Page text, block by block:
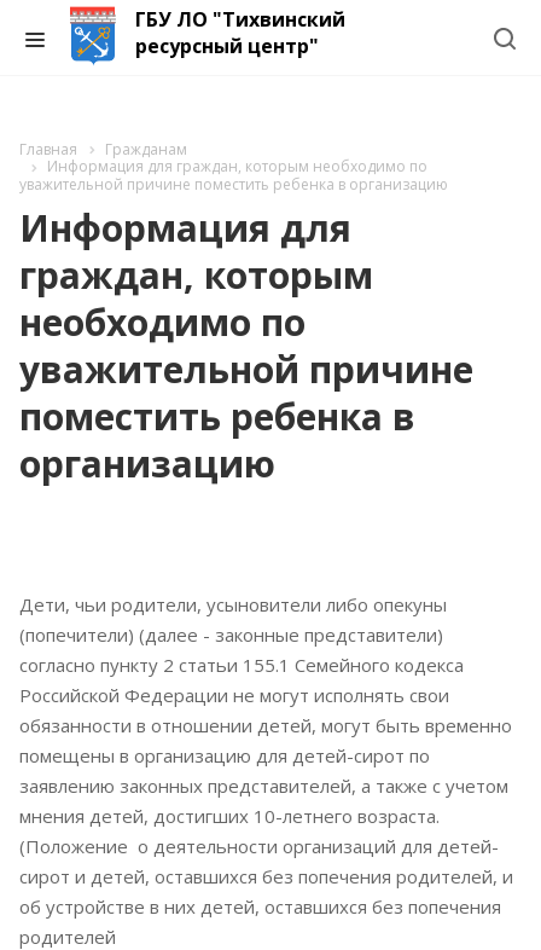
ГБУ ЛО "Тихвинский
ресурсный центр"
Главная
Гражданам
Информация для граждан, которым необходимо по
уважительной причине поместить ребенка в организацию
Информация для
граждан, которым
необходимо по
уважительной причине
поместить ребенка в
организацию
Дети, чьи родители, усыновители либо опекуны
(попечители) (далее - законные представители)
согласно пункту 2 статьи 155.1 Семейного кодекса
Российской Федерации не могут исполнять свои
обязанности в отношении детей, могут быть временно
помещены в организацию для детей-сирот по
заявлению законных представителей, а также с учетом
мнения детей, достигших 10-летнего возраста.
(Положение о деятельности организаций для детей-
сирот и детей, оставшихся без попечения родителей, и
об устройстве в них детей, оставшихся без попечения
родителей